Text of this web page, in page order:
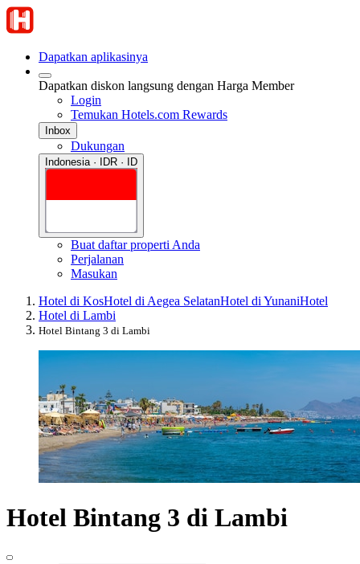
Dapatkan aplikasinya
Dapatkan diskon langsung dengan Harga Member
Login
Temukan Hotels.com Rewards
Inbox
Dukungan
Indonesia · IDR · ID
Buat daftar properti Anda
Perjalanan
Masukan
Hotel di KosHotel di Aegea SelatanHotel di YunaniHotel
Hotel di Lambi
Hotel Bintang 3 di Lambi
Hotel Bintang 3 di Lambi